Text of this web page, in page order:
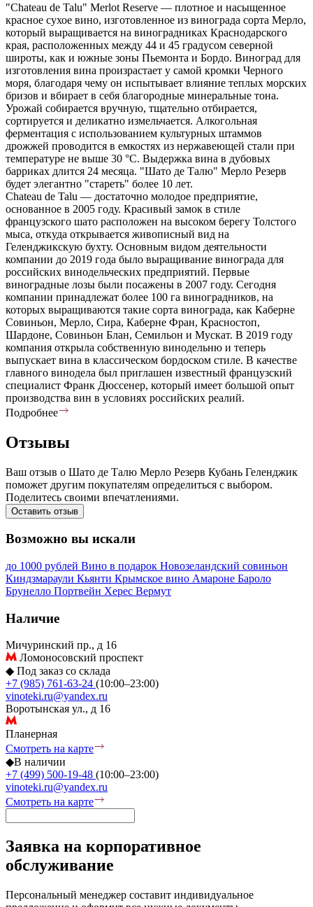
"Chateau de Talu" Merlot Reserve — плотное и насыщенное
красное сухое вино, изготовленное из винограда сорта Мерло,
который выращивается на виноградниках Краснодарского
края, расположенных между 44 и 45 градусом северной
широты, как и южные зоны Пьемонта и Бордо. Виноград для
изготовления вина произрастает у самой кромки Черного
моря, благодаря чему он испытывает влияние теплых морских
бризов и вбирает в себя благородные минеральные тона.
Урожай собирается вручную, тщательно отбирается,
сортируется и деликатно измельчается. Алкогольная
ферментация с использованием культурных штаммов
дрожжей проводится в емкостях из нержавеющей стали при
температуре не выше 30 °С. Выдержка вина в дубовых
барриках длится 24 месяца. "Шато де Талю" Мерло Резерв
будет элегантно "стареть" более 10 лет.
Chateau de Talu — достаточно молодое предприятие,
основанное в 2005 году. Красивый замок в стиле
французского шато расположен на высоком берегу Толстого
мыса, откуда открывается живописный вид на
Геленджикскую бухту. Основным видом деятельности
компании до 2019 года было выращивание винограда для
российских винодельческих предприятий. Первые
виноградные лозы были посажены в 2007 году. Сегодня
компании принадлежат более 100 га виноградников, на
которых выращиваются такие сорта винограда, как Каберне
Совиньон, Мерло, Сира, Каберне Фран, Красностоп,
Шардоне, Совиньон Блан, Семильон и Мускат. В 2019 году
компания открыла собственную винодельню и теперь
выпускает вина в классическом бордоском стиле. В качестве
главного винодела был приглашен известный французский
специалист Франк Дюссенер, который имеет большой опыт
производства вин в условиях российских реалий.
Подробнее
Отзывы
Ваш отзыв о Шато де Талю Мерло Резерв Кубань Геленджик
поможет другим покупателям определиться с выбором.
Поделитесь своими впечатлениями.
Оставить отзыв
Возможно вы искали
до 1000 рублей Вино в подарок Новозеландский совиньон
Киндзмараули Кьянти Крымское вино Амароне Бароло
Брунелло Портвейн Херес Вермут
Наличие
Мичуринский пр., д 16
Ломоносовский проспект
◆ Под заказ со склада
+7 (985) 761-63-24 (10:00–23:00)
vinoteki.ru@yandex.ru
Воротынская ул., д 16
Планерная
Смотреть на карте
◆В наличии
+7 (499) 500-19-48 (10:00–23:00)
vinoteki.ru@yandex.ru
Смотреть на карте
Заявка на корпоративное
обслуживание
Персональный менеджер составит индивидуальное